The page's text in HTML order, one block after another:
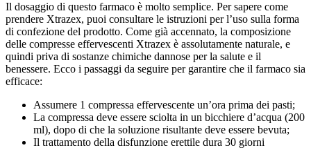
Il dosaggio di questo farmaco è molto semplice. Per sapere come
prendere Xtrazex, puoi consultare le istruzioni per l’uso sulla forma
di confezione del prodotto. Come già accennato, la composizione
delle compresse effervescenti Xtrazex è assolutamente naturale, e
quindi priva di sostanze chimiche dannose per la salute e il
benessere. Ecco i passaggi da seguire per garantire che il farmaco sia
efficace:
Assumere 1 compressa effervescente un’ora prima dei pasti;
La compressa deve essere sciolta in un bicchiere d’acqua (200
ml), dopo di che la soluzione risultante deve essere bevuta;
Il trattamento della disfunzione erettile dura 30 giorni